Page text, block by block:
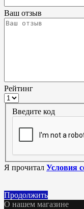
Ваш отзыв
Рейтинг
Введите код
Я прочитал Условия
Продолжить
О нашем магазине